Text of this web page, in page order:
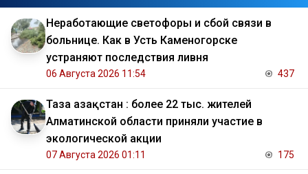
Неработающие светофоры и сбой связи в
больнице. Как в Усть Каменогорске
устраняют последствия ливня
06 Августа 2026 11:54 437
Таза Қазақстан : более 22 тыс. жителей
Алматинской области приняли участие в
экологической акции
07 Августа 2026 01:11 175